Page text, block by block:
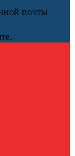
почты